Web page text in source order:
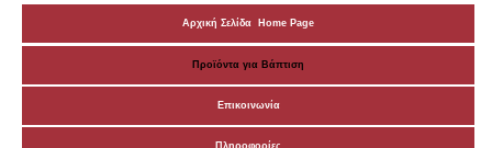
Αρχική Σελίδα Home Page
Προϊόντα για Βάπτιση
Επικοινωνία